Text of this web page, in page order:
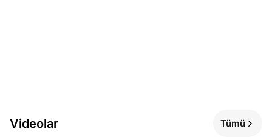
Videolar Tümü